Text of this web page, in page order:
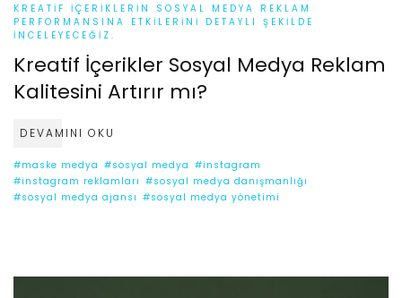
KREATIF IÇERIKLERIN SOSYAL MEDYA REKLAM
PERFORMANSINA ETKILERINI DETAYLI ŞEKILDE
INCELEYECEĞIZ.
Kreatif İçerikler Sosyal Medya Reklam
Kalitesini Artırır mı?
DEVAMINI OKU
#maske medya #sosyal medya #instagram
#instagram reklamları #sosyal medya danışmanlığı
#sosyal medya ajansı #sosyal medya yönetimi